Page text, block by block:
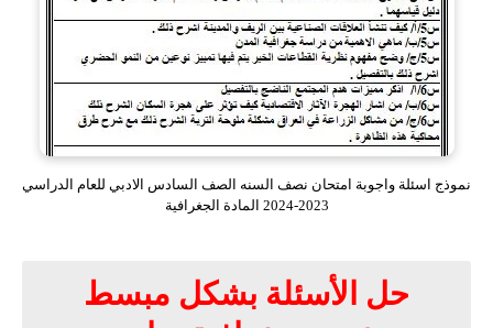
نموذج اسئلة واجوبة امتحان نصف السنه الصف السادس الادبي للعام الدراسي
2023-2024 المادة الجغرافية
حل الأسئلة بشكل مبسط